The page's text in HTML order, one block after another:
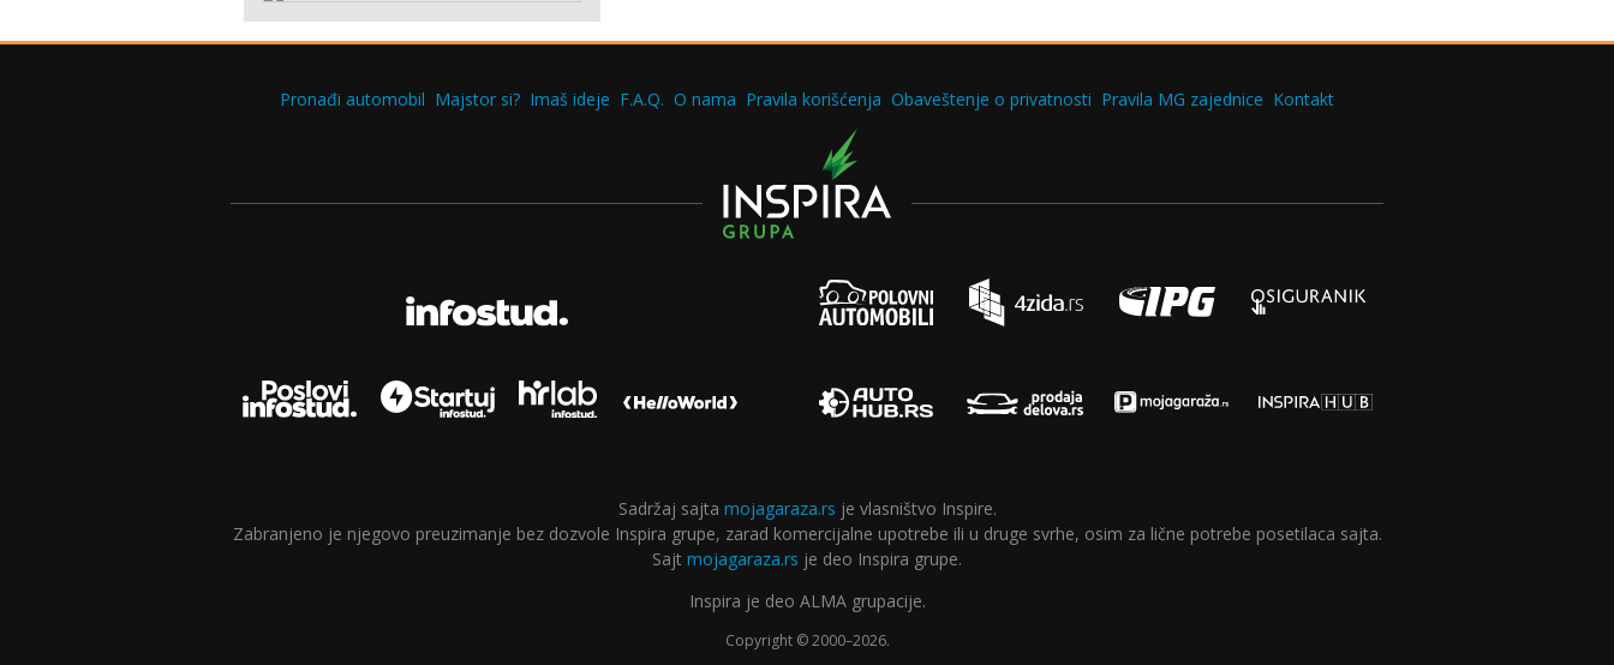
Pronađi automobil Majstor si? Imaš ideje F.A.Q. O nama Pravila korišćenja Obaveštenje o privatnosti Pravila MG zajednice Kontakt
Sadržaj sajta mojagaraza.rs je vlasništvo Inspire.
Zabranjeno je njegovo preuzimanje bez dozvole Inspira grupe, zarad komercijalne upotrebe ili u druge svrhe, osim za lične potrebe posetilaca sajta.
Sajt mojagaraza.rs je deo Inspira grupe.
Inspira je deo ALMA grupacije.
Copyright © 2000–2026.